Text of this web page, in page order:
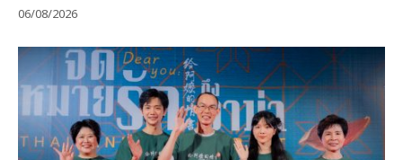
06/08/2026